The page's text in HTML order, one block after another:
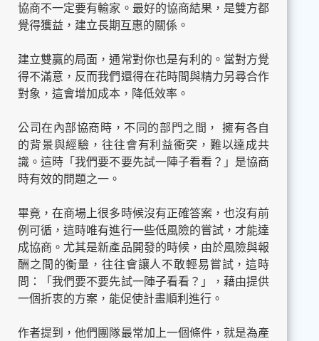
協商不一定要有輸家。最好的協商結果，是雙方都
覺得獲益，建立長期互惠的關係。
建立雙贏的局面，通常對你也是有利的。當對方覺
得不滿意，反而我們還得在花時間與精力另尋合作
對象，這會增加成本，降低效率。
公司在內部協商時，不同的部門之間， 擁有各自
的背景與經驗，往往會有利益衝突，難以達成共
識。這時「我們要不要先試一陣子看看？」是協商
時有效的問題之一。
畢竟，在商場上很多時候沒有正確答案，也沒有前
例可循，這時唯有進行一些低風險的嘗試，才能達
成協商。尤其是新產品開發的時候，由於風險與報
酬之間的衡量，往往會讓人不敢輕易嘗試，這時
問：「我們要不要先試一陣子看看？」，藉由提供
一個折衷的方案，能促使計畫順利進行。
作者提到，他們團隊最常加上一個條件，就是為產